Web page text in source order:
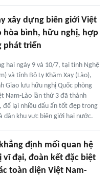
xây dựng biên giới Việt
hòa bình, hữu nghị, hợp
phát triển
hai ngày 9 và 10/7, tại tỉnh Nghệ
và tỉnh Bô Ly Khăm Xay (Lào),
Giao lưu hữu nghị Quốc phòng
Nam-Lào lần thứ 3 đã thành
để lại nhiều dấu ấn tốt đẹp trong
dân khu vực biên giới hai nước.
định mối quan hệ
vĩ đại, đoàn kết đặc biệt
toàn diện Việt Nam-